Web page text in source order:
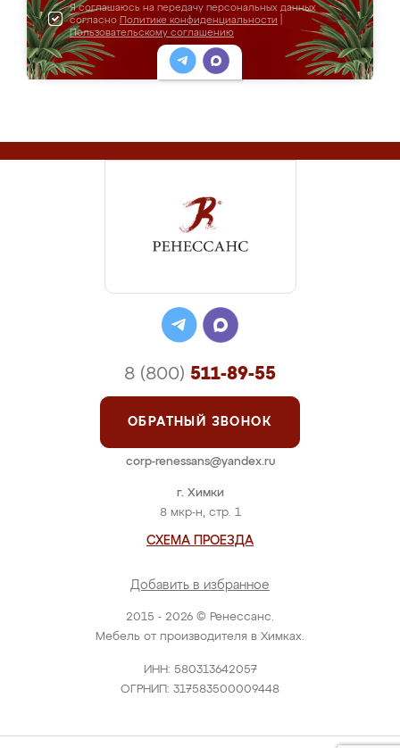
Я соглашаюсь на передачу персональных данных
согласно Политике конфиденциальности
Пользовательскому соглашению
2015 - 2026 © Ренессанс.
Мебель от производителя в Химках.
ИНН: 580313642057
ОГРНИП: 317583500009448
г. Химки
8 мкр-н, стр. 1
СХЕМА ПРОЕЗДА
Добавить в избранное
8 (800) 511-89-55
ОБРАТНЫЙ ЗВОНОК
corp-renessans@yandex.ru